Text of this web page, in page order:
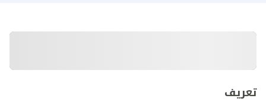
تعريف